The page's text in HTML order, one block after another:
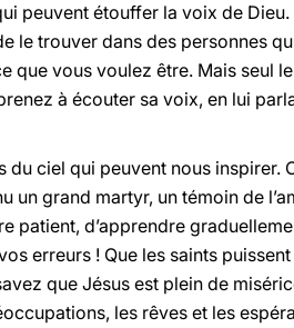
peuvent étouffer la voix de
le trouver dans des personnes
que vous voulez être. Mais seul
à écouter sa voix, en lui
du ciel qui peuvent nous inspirer.
un grand martyr, un témoin de
patient, d’apprendre
erreurs ! Que les saints
que Jésus est plein de
les rêves et les